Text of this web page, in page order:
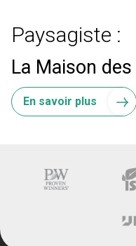
Paysagiste :
La Maison
En savoir plus